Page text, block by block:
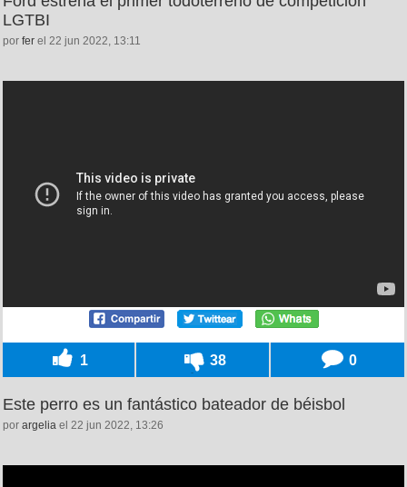
LGTBI
por fer el 22 jun 2022, 13:11
1 38 0
Este perro es un fantástico bateador de béisbol
por argelia el 22 jun 2022, 13:26